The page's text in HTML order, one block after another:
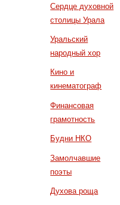
Сердце духовной
столицы Урала
Уральский
народный хор
Кино и
кинематограф
Финансовая
грамотность
Будни НКО
Замолчавшие
поэты
Духова роща